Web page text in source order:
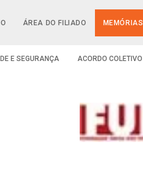
ÁREA DO FILIADO MEMÓRIAS
E SEGURANÇA ACORDO COLETIVO